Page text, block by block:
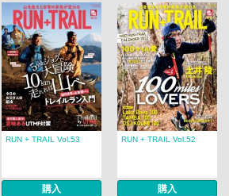
RUN + TRAIL Vol.53
購入
RUN + TRAIL Vol.52
購入